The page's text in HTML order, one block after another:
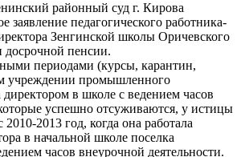
районный суд г. Кирова
заявление педагогического работника-
Зенгинской школы Оричевского
досрочной пенсии.
периодами (курсы, карантин,
учреждении промышленного
директором в школе с ведением часов
успешно отсуживаются, у истицы
2013 год, когда она работала
в начальной школе поселка
часов внеурочной деятельности.